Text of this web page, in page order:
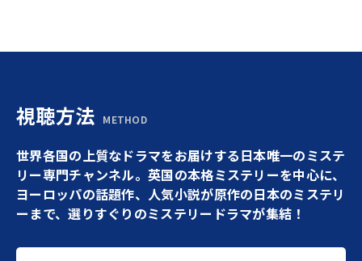
視聴方法 METHOD
世界各国の上質なドラマをお届けする日本唯一のミステ
リー専門チャンネル。英国の本格ミステリーを中心に、
ヨーロッパの話題作、人気小説が原作の日本のミステリ
ーまで、選りすぐりのミステリードラマが集結！